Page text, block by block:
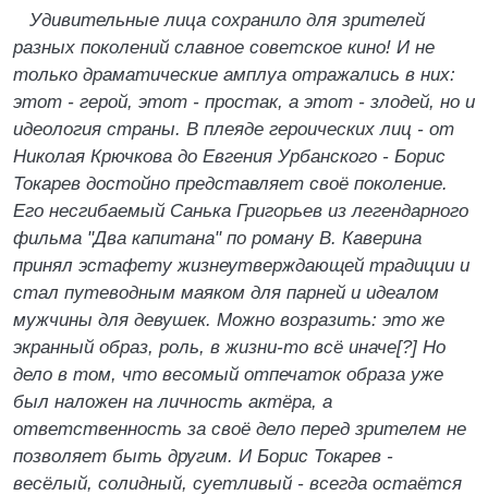
Удивительные лица сохранило для зрителей
разных поколений славное советское кино! И не
только драматические амплуа отражались в них:
этот - герой, этот - простак, а этот - злодей, но и
идеология страны. В плеяде героических лиц - от
Николая Крючкова до Евгения Урбанского - Борис
Токарев достойно представляет своё поколение.
Его несгибаемый Санька Григорьев из легендарного
фильма "Два капитана" по роману В. Каверина
принял эстафету жизнеутверждающей традиции и
стал путеводным маяком для парней и идеалом
мужчины для девушек. Можно возразить: это же
экранный образ, роль, в жизни-то всё иначе[?] Но
дело в том, что весомый отпечаток образа уже
был наложен на личность актёра, а
ответственность за своё дело перед зрителем не
позволяет быть другим. И Борис Токарев -
весёлый, солидный, суетливый - всегда остаётся